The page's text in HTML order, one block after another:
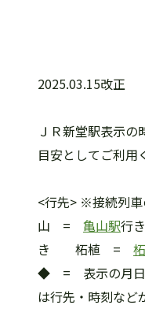
2025.03.15改正
ＪＲ新堂駅表示の
目安としてご利用
<行先> ※接続列
山 = 亀山駅行
き 柘植 =
◆ = 表示の月日
は行先・時刻など